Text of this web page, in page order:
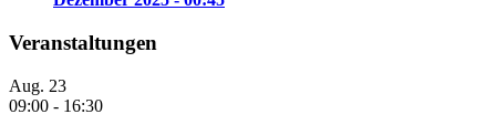
Veranstaltungen
Aug. 23
09:00 - 16:30